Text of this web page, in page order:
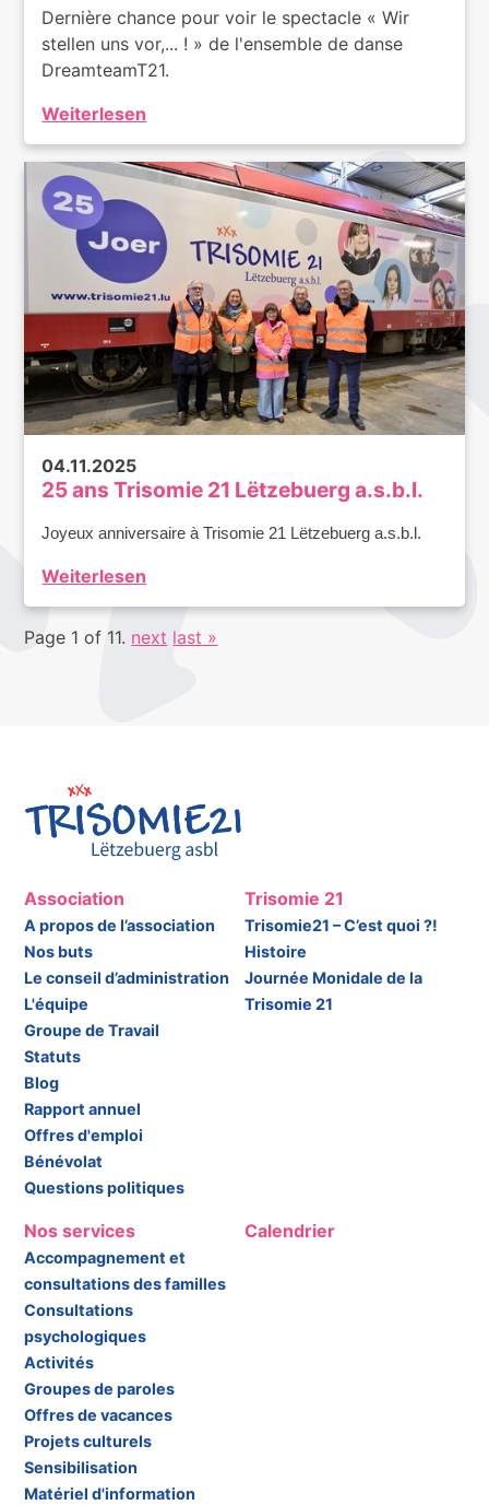
Dernière chance pour voir le spectacle « Wir
stellen uns vor,... ! » de l'ensemble de danse
DreamteamT21.
Weiterlesen
04.11.2025
25 ans Trisomie 21 Lëtzebuerg a.s.b.l.
Joyeux anniversaire à Trisomie 21 Lëtzebuerg a.s.b.l.
Weiterlesen
Page 1 of 11. next last »
Association
A propos de l’association
Nos buts
Le conseil d’administration
L'équipe
Groupe de Travail
Statuts
Blog
Rapport annuel
Offres d'emploi
Bénévolat
Questions politiques
Trisomie 21
Trisomie21 – C’est quoi ?!
Histoire
Journée Monidale de la
Trisomie 21
Nos services
Accompagnement et
consultations des familles
Consultations
psychologiques
Activités
Groupes de paroles
Offres de vacances
Projets culturels
Sensibilisation
Matériel d'information
Calendrier